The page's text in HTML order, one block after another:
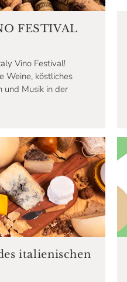
FESTIVAL
Vino Festival!
Weine, köstliches
und Musik in der
italienischen